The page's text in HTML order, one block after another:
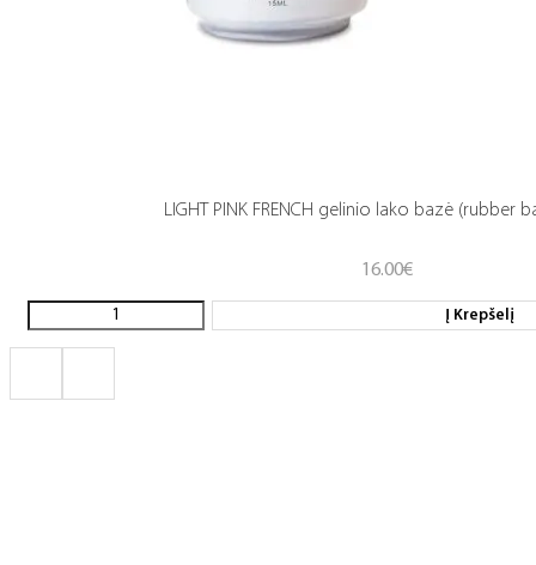
LIGHT PINK FRENCH gelinio lako bazė (rubber
16.00€
Į Krepšelį